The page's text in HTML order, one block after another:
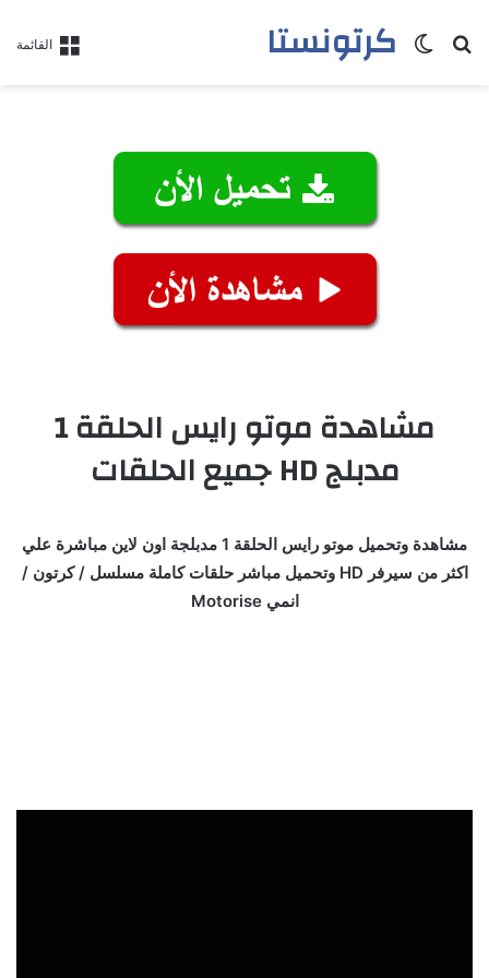
القائمة كرتونستابحث عنالوضع المظلم
مشاهدة موتو رايس الحلقة 1
مدبلج HD جميع الحلقات
مشاهدة وتحميل موتو رايس الحلقة 1 مدبلجة اون لاين مباشرة علي
اكثر من سيرفر HD وتحميل مباشر حلقات كاملة مسلسل / كرتون /
انمي Motorise